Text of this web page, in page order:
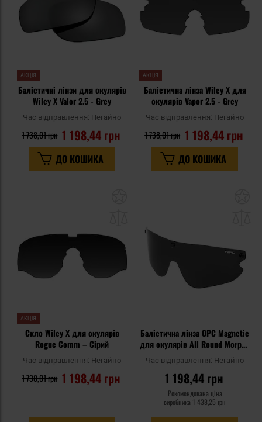
АКЦІЯ
Балістичні лінзи для окулярів
Wiley X Valor 2.5 - Grey
Час відправлення: Негайно
1 198,44 грн
1 738,01 грн
ДО КОШИКА
АКЦІЯ
Балістична лінза Wiley X для
окулярів Vapor 2.5 - Grey
Час відправлення: Негайно
1 198,44 грн
1 738,01 грн
ДО КОШИКА
уподобань
АКЦІЯ
Скло Wiley X для окулярів
Rogue Comm – Cірий
Час відправлення: Негайно
1 198,44 грн
1 738,01 грн
Балістична лінза OPC Magnetic
для окулярів All Round Morpho
Час відправлення: Негайно
1 198,44 грн
Рекомендована ціна
виробника 1 438,25 грн